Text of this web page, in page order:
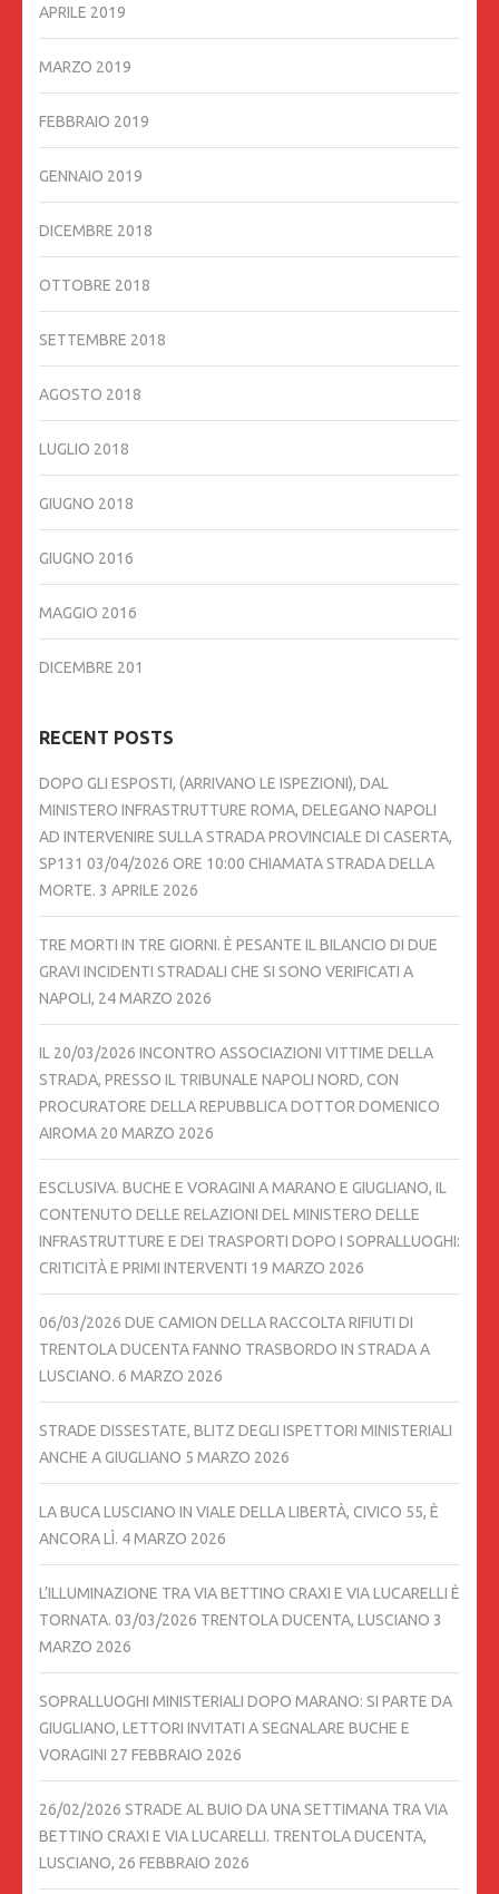
APRILE 2019
MARZO 2019
FEBBRAIO 2019
GENNAIO 2019
DICEMBRE 2018
OTTOBRE 2018
SETTEMBRE 2018
AGOSTO 2018
LUGLIO 2018
GIUGNO 2018
GIUGNO 2016
MAGGIO 2016
DICEMBRE 201
RECENT POSTS
DOPO GLI ESPOSTI, (ARRIVANO LE ISPEZIONI), DAL
MINISTERO INFRASTRUTTURE ROMA, DELEGANO NAPOLI
AD INTERVENIRE SULLA STRADA PROVINCIALE DI CASERTA,
SP131 03/04/2026 ORE 10:00 CHIAMATA STRADA DELLA
MORTE. 3 APRILE 2026
TRE MORTI IN TRE GIORNI. È PESANTE IL BILANCIO DI DUE
GRAVI INCIDENTI STRADALI CHE SI SONO VERIFICATI A
NAPOLI, 24 MARZO 2026
IL 20/03/2026 INCONTRO ASSOCIAZIONI VITTIME DELLA
STRADA, PRESSO IL TRIBUNALE NAPOLI NORD, CON
PROCURATORE DELLA REPUBBLICA DOTTOR DOMENICO
AIROMA 20 MARZO 2026
ESCLUSIVA. BUCHE E VORAGINI A MARANO E GIUGLIANO, IL
CONTENUTO DELLE RELAZIONI DEL MINISTERO DELLE
INFRASTRUTTURE E DEI TRASPORTI DOPO I SOPRALLUOGHI:
CRITICITÀ E PRIMI INTERVENTI 19 MARZO 2026
06/03/2026 DUE CAMION DELLA RACCOLTA RIFIUTI DI
TRENTOLA DUCENTA FANNO TRASBORDO IN STRADA A
LUSCIANO. 6 MARZO 2026
STRADE DISSESTATE, BLITZ DEGLI ISPETTORI MINISTERIALI
ANCHE A GIUGLIANO 5 MARZO 2026
LA BUCA LUSCIANO IN VIALE DELLA LIBERTÀ, CIVICO 55, È
ANCORA LÌ. 4 MARZO 2026
L’ILLUMINAZIONE TRA VIA BETTINO CRAXI E VIA LUCARELLI È
TORNATA. 03/03/2026 TRENTOLA DUCENTA, LUSCIANO 3
MARZO 2026
SOPRALLUOGHI MINISTERIALI DOPO MARANO: SI PARTE DA
GIUGLIANO, LETTORI INVITATI A SEGNALARE BUCHE E
VORAGINI 27 FEBBRAIO 2026
26/02/2026 STRADE AL BUIO DA UNA SETTIMANA TRA VIA
BETTINO CRAXI E VIA LUCARELLI. TRENTOLA DUCENTA,
LUSCIANO, 26 FEBBRAIO 2026